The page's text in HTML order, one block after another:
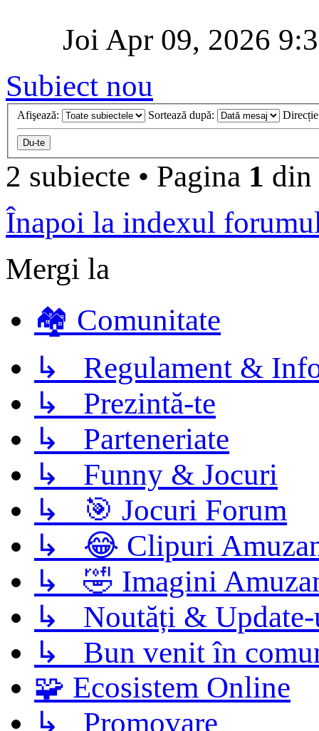
Joi Apr 09, 2026
Subiect nou
Afişează: Sortează după:
2 subiecte • Pagina 1 din
Înapoi la indexul
Mergi la
🏘️ Comunitate
↳ Regulament &
↳ Prezintă-te
↳ Parteneriate
↳ Funny & Jocuri
↳ 🎯 Jocuri Forum
↳ 😂 Clipuri
↳ 🤣 Imagini
↳ Noutăți &
↳ Bun venit în
🧩 Ecosistem Online
↳ Promovare